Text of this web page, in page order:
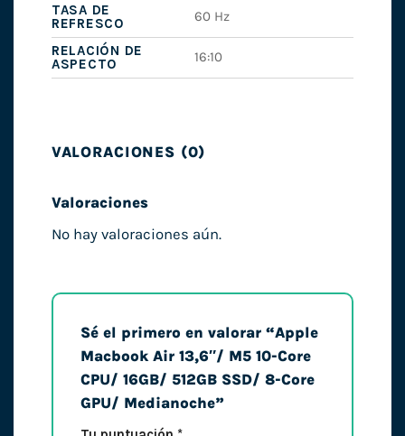
TASA DE
REFRESCO
60 Hz
RELACIÓN DE
ASPECTO
16:10
VALORACIONES (0)
Valoraciones
No hay valoraciones aún.
Sé el primero en valorar “Apple
Macbook Air 13,6″/ M5 10-Core
CPU/ 16GB/ 512GB SSD/ 8-Core
GPU/ Medianoche”